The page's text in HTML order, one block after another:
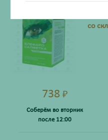
со
738 ₽
Соберём во вторник
после 12:00